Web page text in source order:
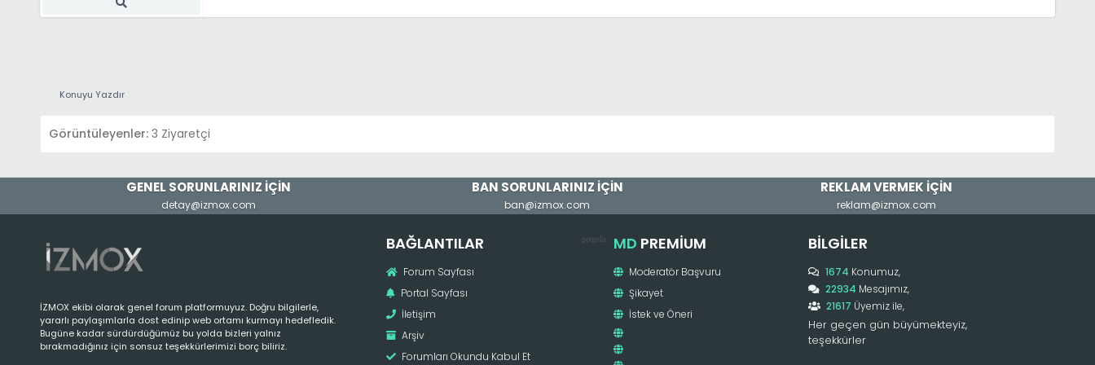
}
else
Konuyu Yazdır
Görüntüleyenler: 3 Ziyaretçi
GENEL SORUNLARINIZ İÇİN
detay@izmox.com
BAN SORUNLARINIZ İÇİN
ban@izmox.com
REKLAM VERMEK İÇİN
reklam@izmox.com
İZMOX ekibi olarak genel forum platformuyuz. Doğru bilgilerle,
yararlı paylaşımlarla dost edinip web ortamı kurmayı hedefledik.
Bugüne kadar sürdürdüğümüz bu yolda bizleri yalnız
bırakmadığınız için sonsuz teşekkürlerimizi borç biliriz.
BAĞLANTILAR
Forum Sayfası
Portal Sayfası
İletişim
Arşiv
Forumları Okundu Kabul Et
pergola MD PREMIUM
Moderatör Başvuru
Şikayet
İstek ve Öneri
BILGILER
1674 Konumuz,
22934 Mesajımız,
21617 Üyemiz ile,
Her geçen gün büyümekteyiz,
teşekkürler